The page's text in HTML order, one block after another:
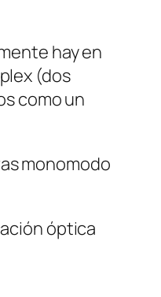
hay en
(dos
como un
monomodo
óptica